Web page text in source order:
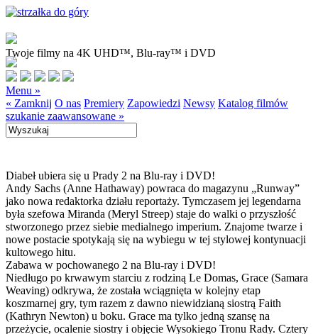
Twoje filmy na 4K UHD™, Blu-ray™ i DVD
Menu »
« Zamknij O nas Premiery Zapowiedzi Newsy Katalog filmów
szukanie zaawansowane »
Diabeł ubiera się u Prady 2 na Blu-ray i DVD!
Andy Sachs (Anne Hathaway) powraca do magazynu „Runway”
jako nowa redaktorka działu reportaży. Tymczasem jej legendarna
była szefowa Miranda (Meryl Streep) staje do walki o przyszłość
stworzonego przez siebie medialnego imperium. Znajome twarze i
nowe postacie spotykają się na wybiegu w tej stylowej kontynuacji
kultowego hitu.
Zabawa w pochowanego 2 na Blu-ray i DVD!
Niedługo po krwawym starciu z rodziną Le Domas, Grace (Samara
Weaving) odkrywa, że została wciągnięta w kolejny etap
koszmarnej gry, tym razem z dawno niewidzianą siostrą Faith
(Kathryn Newton) u boku. Grace ma tylko jedną szansę na
przeżycie, ocalenie siostry i objęcie Wysokiego Tronu Rady. Cztery